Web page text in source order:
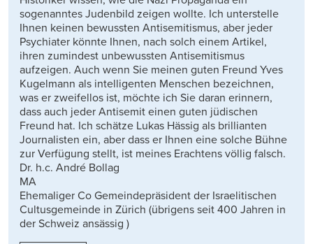
sogenanntes Judenbild zeigen wollte. Ich unterstelle
Ihnen keinen bewussten Antisemitismus, aber jeder
Psychiater könnte Ihnen, nach solch einem Artikel,
ihren zumindest unbewussten Antisemitismus
aufzeigen. Auch wenn Sie meinen guten Freund Yves
Kugelmann als intelligenten Menschen bezeichnen,
was er zweifellos ist, möchte ich Sie daran erinnern,
dass auch jeder Antisemit einen guten jüdischen
Freund hat. Ich schätze Lukas Hässig als brillianten
Journalisten ein, aber dass er Ihnen eine solche Bühne
zur Verfügung stellt, ist meines Erachtens völlig falsch.
Dr. h.c. André Bollag
MA
Ehemaliger Co Gemeindepräsident der Israelitischen
Cultusgemeinde in Zürich (übrigens seit 400 Jahren in
der Schweiz ansässig )